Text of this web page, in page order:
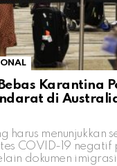
Karantina
di
harus menunjukkan
COVID-19 negatif
dokumen